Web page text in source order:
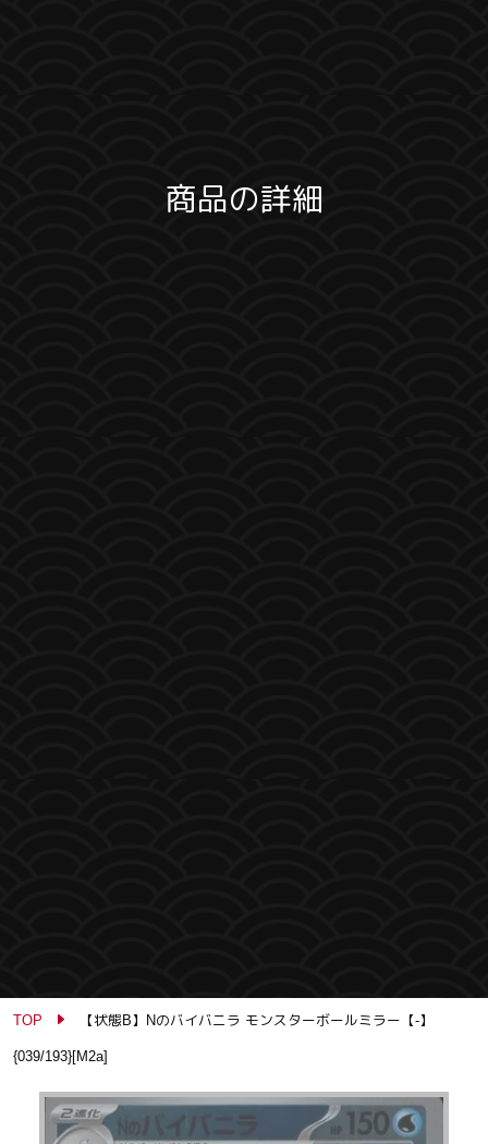
商品の詳細
TOP 【状態B】Nのバイバニラ モンスターボールミラー【-】
{039/193}[M2a]